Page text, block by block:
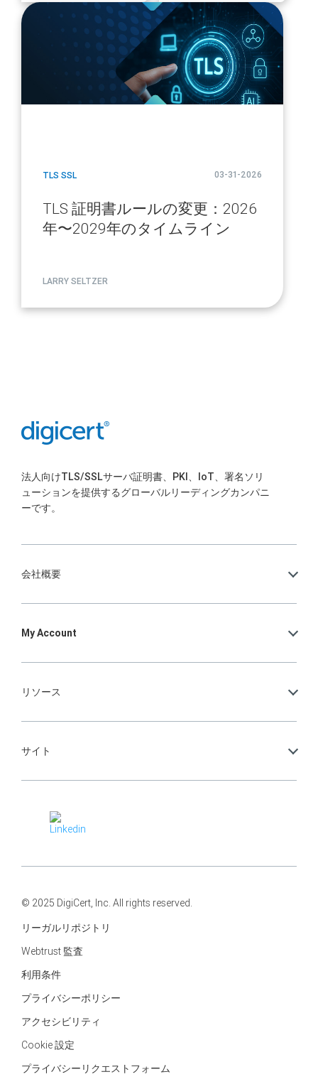
blog
url
TLS SSL 03-31-2026
TLS 証明書ルールの変更：2026
年〜2029年のタイムライン
LARRY SELTZER
法人向けTLS/SSLサーバ証明書、PKI、IoT、署名ソリ
ューションを提供するグローバルリーディングカンパニ
ーです。
会社概要
My Account
リソース
サイト
© 2025 DigiCert, Inc. All rights reserved.
リーガルリポジトリ
Webtrust 監査
利用条件
プライバシーポリシー
アクセシビリティ
Cookie 設定
プライバシーリクエストフォーム